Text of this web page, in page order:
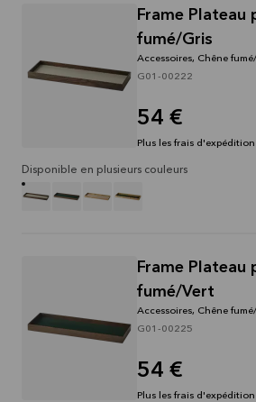
Frame Plateau
fumé/Gris
Accessoires, Chêne
G01-00222
54 €
Plus les frais d'expédition
Disponible en plusieurs couleurs
Frame Plateau
fumé/Vert
Accessoires, Chêne
G01-00225
54 €
Plus les frais d'expédition